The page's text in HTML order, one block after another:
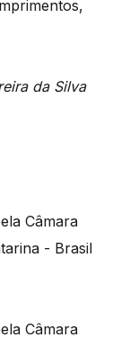
da Silva